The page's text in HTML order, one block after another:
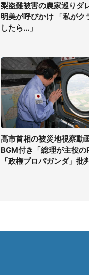
梨盗難被害の農家巡りダ
明美が呼びかけ 「私がク
したら...」
高市首相の被災地視察動
BGM付き「総理が主役の
「政権プロパガンダ」批